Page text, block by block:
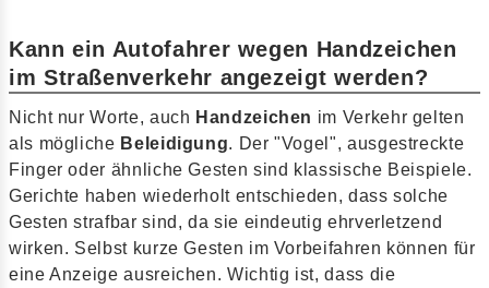
Kann ein Autofahrer wegen Handzeichen
im Straßenverkehr angezeigt werden?
Nicht nur Worte, auch Handzeichen im Verkehr gelten
als mögliche Beleidigung. Der "Vogel", ausgestreckte
Finger oder ähnliche Gesten sind klassische Beispiele.
Gerichte haben wiederholt entschieden, dass solche
Gesten strafbar sind, da sie eindeutig ehrverletzend
wirken. Selbst kurze Gesten im Vorbeifahren können für
eine Anzeige ausreichen. Wichtig ist, dass die